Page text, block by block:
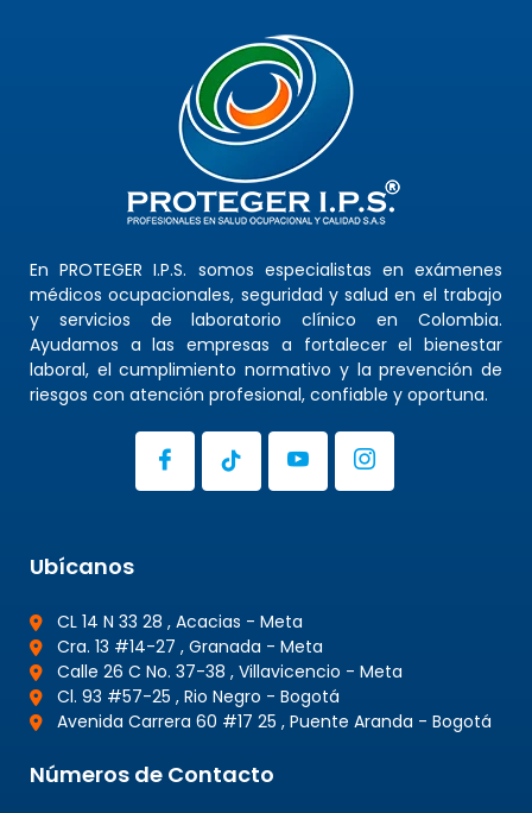
En PROTEGER I.P.S. somos especialistas en exámenes
médicos ocupacionales, seguridad y salud en el trabajo
y servicios de laboratorio clínico en Colombia.
Ayudamos a las empresas a fortalecer el bienestar
laboral, el cumplimiento normativo y la prevención de
riesgos con atención profesional, confiable y oportuna.
Ubícanos
CL 14 N 33 28 , Acacias - Meta
Cra. 13 #14-27 , Granada - Meta
Calle 26 C No. 37-38 , Villavicencio - Meta
Cl. 93 #57-25 , Rio Negro - Bogotá
Avenida Carrera 60 #17 25 , Puente Aranda - Bogotá
Números de Contacto